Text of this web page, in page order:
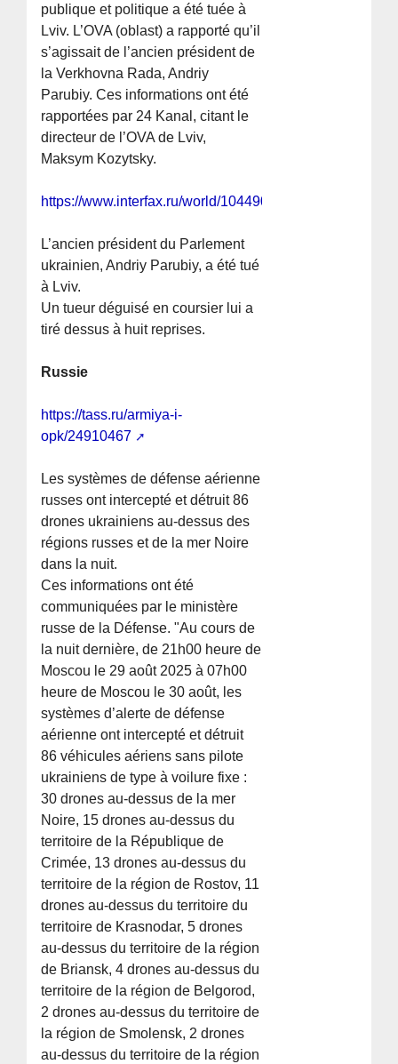
publique et politique a été tuée à
Lviv. L’OVA (oblast) a rapporté qu’il
s’agissait de l’ancien président de
la Verkhovna Rada, Andriy
Parubiy. Ces informations ont été
rapportées par 24 Kanal, citant le
directeur de l’OVA de Lviv,
Maksym Kozytsky.
https://www.interfax.ru/world/1044906
L’ancien président du Parlement
ukrainien, Andriy Parubiy, a été tué
à Lviv.
Un tueur déguisé en coursier lui a
tiré dessus à huit reprises.
Russie
https://tass.ru/armiya-i-
opk/24910467
Les systèmes de défense aérienne
russes ont intercepté et détruit 86
drones ukrainiens au-dessus des
régions russes et de la mer Noire
dans la nuit.
Ces informations ont été
communiquées par le ministère
russe de la Défense. "Au cours de
la nuit dernière, de 21h00 heure de
Moscou le 29 août 2025 à 07h00
heure de Moscou le 30 août, les
systèmes d’alerte de défense
aérienne ont intercepté et détruit
86 véhicules aériens sans pilote
ukrainiens de type à voilure fixe :
30 drones au-dessus de la mer
Noire, 15 drones au-dessus du
territoire de la République de
Crimée, 13 drones au-dessus du
territoire de la région de Rostov, 11
drones au-dessus du territoire du
territoire de Krasnodar, 5 drones
au-dessus du territoire de la région
de Briansk, 4 drones au-dessus du
territoire de la région de Belgorod,
2 drones au-dessus du territoire de
la région de Smolensk, 2 drones
au-dessus du territoire de la région